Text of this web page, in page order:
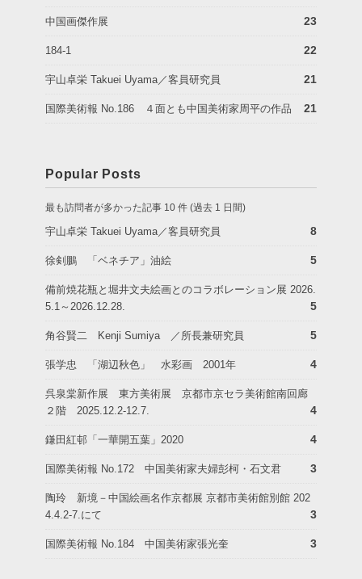
中国画傑作展 23
184-1 22
宇山卓栄 Takuei Uyama／客員研究員 21
国際美術報 No.186 ４面とも中国美術家周平の作品 21
Popular Posts
最も訪問者が多かった記事 10 件 (過去 1 日間)
宇山卓栄 Takuei Uyama／客員研究員 8
徐剣鵬 「ベネチア」油絵 5
備前焼花瓶と堀井文夫絵画とのコラボレーション展 2026.
5.1～2026.12.28.
5
角谷賢二 Kenji Sumiya ／所長兼研究員 5
張学忠 「湖辺秋色」 水彩画 2001年 4
呉泉棠新作展 東方美術展 京都市京セラ美術館南回廊
２階 2025.12.2-12.7.
4
鎌田紅邨「一華開五葉」2020 4
国際美術報 No.172 中国美術家夫婦彭柯・石文君 3
陶玲 新境－中国絵画名作京都展 京都市美術館別館 202
4.4.2-7.にて
3
国際美術報 No.184 中国美術家張光奎 3